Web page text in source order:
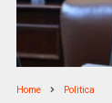
Home Politica